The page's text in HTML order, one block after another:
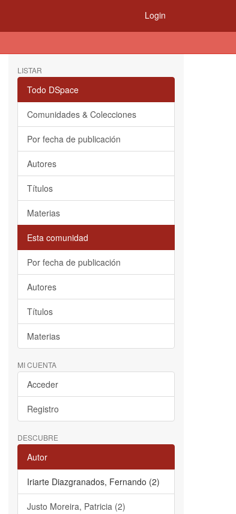
Login
LISTAR
Todo DSpace
Comunidades & Colecciones
Por fecha de publicación
Autores
Títulos
Materias
Esta comunidad
Por fecha de publicación
Autores
Títulos
Materias
MI CUENTA
Acceder
Registro
DESCUBRE
Autor
Iriarte Diazgranados, Fernando (2)
Justo Moreira, Patricia (2)